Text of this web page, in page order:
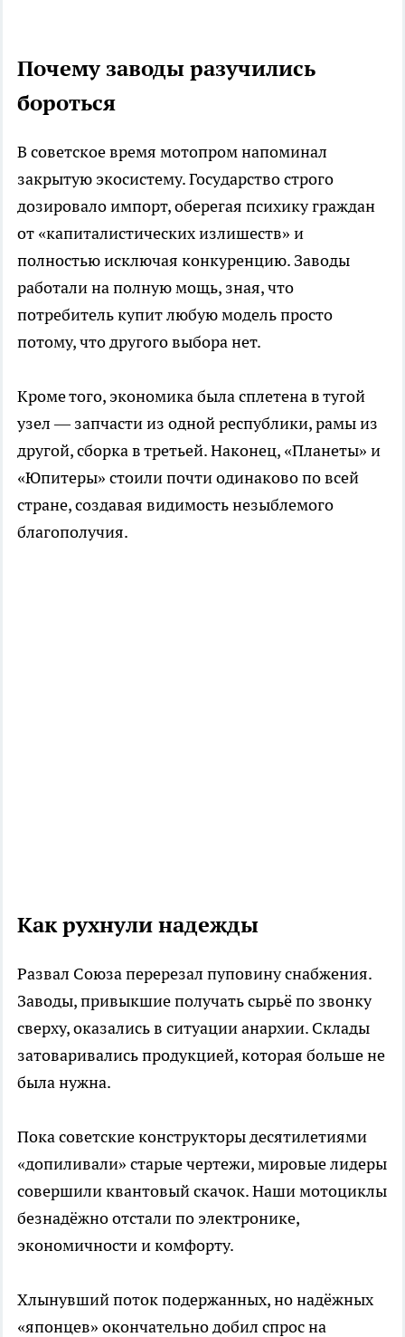
Почему заводы разучились
бороться
В советское время мотопром напоминал
закрытую экосистему. Государство строго
дозировало импорт, оберегая психику граждан
от «капиталистических излишеств» и
полностью исключая конкуренцию. Заводы
работали на полную мощь, зная, что
потребитель купит любую модель просто
потому, что другого выбора нет.
Кроме того, экономика была сплетена в тугой
узел — запчасти из одной республики, рамы из
другой, сборка в третьей. Наконец, «Планеты» и
«Юпитеры» стоили почти одинаково по всей
стране, создавая видимость незыблемого
благополучия.
Как рухнули надежды
Развал Союза перерезал пуповину снабжения.
Заводы, привыкшие получать сырьё по звонку
сверху, оказались в ситуации анархии. Склады
затоваривались продукцией, которая больше не
была нужна.
Пока советские конструкторы десятилетиями
«допиливали» старые чертежи, мировые лидеры
совершили квантовый скачок. Наши мотоциклы
безнадёжно отстали по электронике,
экономичности и комфорту.
Хлынувший поток подержанных, но надёжных
«японцев» окончательно добил спрос на